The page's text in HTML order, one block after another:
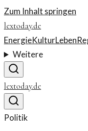
Zum Inhalt springen
lextoday.de
EnergieKulturLeben
Weitere
lextoday.de
Politik